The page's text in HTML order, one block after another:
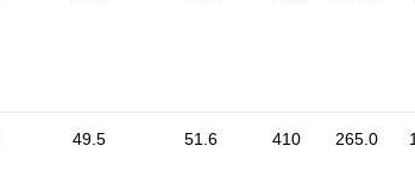
49.5 51.6 410 265.0